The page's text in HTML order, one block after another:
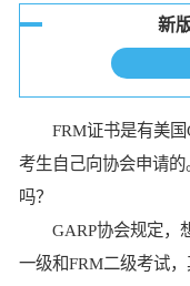
新
FRM证书是有美
考生自己向协会申请
吗？
GARP协会规定，
一级和FRM二级考试